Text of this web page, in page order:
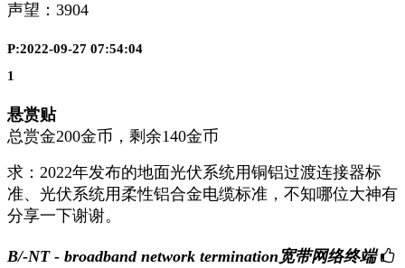
声望： 3904
P:2022-09-27 07:54:04
1
悬赏贴
总赏金200金币，剩余140金币
求：2022年发布的地面光伏系统用铜铝过渡连接器标
准、光伏系统用柔性铝合金电缆标准，不知哪位大神有
分享一下谢谢。
B/-NT - broadband network termination宽带网络终端